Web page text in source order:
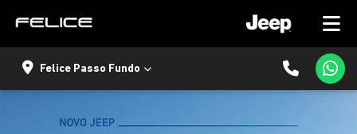
Felice Passo Fundo